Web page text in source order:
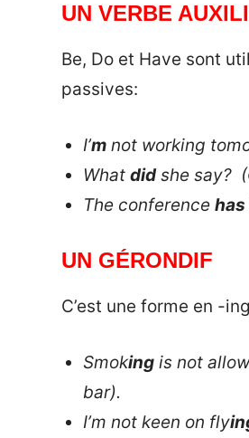
UN VERBE
Be, Do et Have sont
passives:
I’mnot working
What didshe say?
The conference has
UN GÉRONDIF
C’est une forme en -
Smokingis not
bar).
I’m not keen on fly